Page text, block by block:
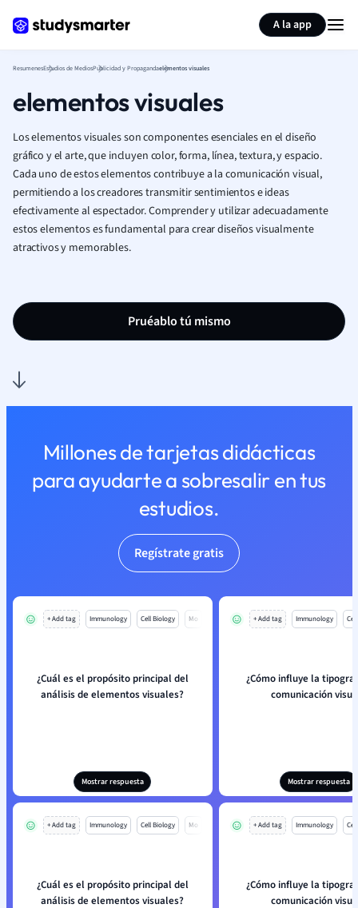
A la app
ResumenesEstudios de MediosPublicidad y Propagandaelementos visuales
elementos visuales
Los elementos visuales son componentes esenciales en el diseño
gráfico y el arte, que incluyen color, forma, línea, textura, y espacio.
Cada uno de estos elementos contribuye a la comunicación visual,
permitiendo a los creadores transmitir sentimientos e ideas
efectivamente al espectador. Comprender y utilizar adecuadamente
estos elementos es fundamental para crear diseños visualmente
atractivos y memorables.
Pruéablo tú mismo
Millones de tarjetas didácticas
para ayudarte a sobresalir en tus
estudios.
Regístrate gratis
+ Add tag Immunology Cell Biology Mo
¿Cuál es el propósito principal del
análisis de elementos visuales?
Mostrar respuesta
+ Add tag Immunology
¿Cómo influye la
comunicación
Mostrar respuesta
+ Add tag Immunology Cell Biology Mo
¿Cuál es el propósito principal del
análisis de elementos visuales?
+ Add tag Immunology
¿Cómo influye la
comunicación
Resumir página